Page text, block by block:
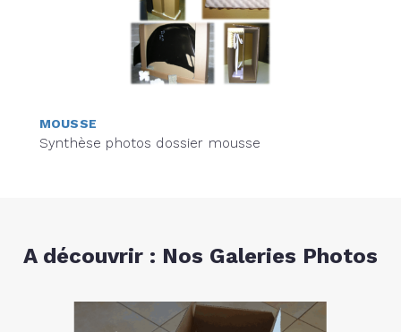
MOUSSE
Synthèse photos dossier mousse
A découvrir : Nos Galeries Photos